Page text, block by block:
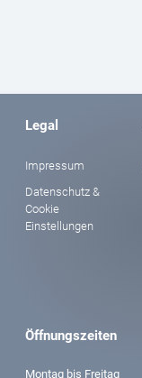
Legal
Impressum
Datenschutz &
Cookie
Einstellungen
Öffnungszeiten
Montag bis Freitag